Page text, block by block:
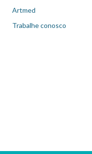
Artmed
Trabalhe conosco